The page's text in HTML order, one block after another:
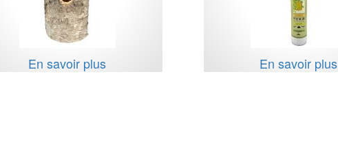
En savoir plus En savoir plus